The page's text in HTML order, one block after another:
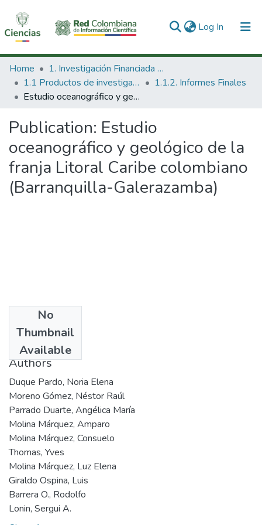
Log In (current)
Communities & Collections
All of DSpace
Home
1. Investigación Financiada con Recursos Públicos
1.1 Productos de investigación
1.1.2. Informes Finales
Estudio oceanográfico y geológico de la franja Litoral Caribe colombiano (Barranquilla-Galerazamba)
Publication: Estudio
oceanográfico y geológico de la
franja Litoral Caribe colombiano
(Barranquilla-Galerazamba)
No
Thumbnail
Available
1997
Authors
Duque Pardo, Noria Elena
Moreno Gómez, Néstor Raúl
Parrado Duarte, Angélica María
Molina Márquez, Amparo
Molina Márquez, Consuelo
Thomas, Yves
Molina Márquez, Luz Elena
Giraldo Ospina, Luis
Barrera O., Rodolfo
Lonin, Sergui A.